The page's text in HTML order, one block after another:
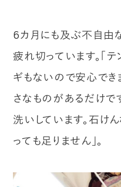
6カ月にも及ぶ不自由
疲れ切っています。「
ギもないので安心でき
さなものがあるだけ
洗いしています。石け
っても足りません」。